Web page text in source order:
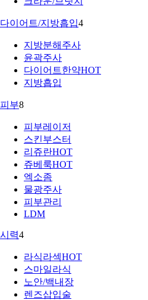
다이어트/지방흡입4
지방분해주사
윤곽주사
다이어트한약HOT
지방흡입
피부8
피부레이저
스킨부스터
리쥬란HOT
쥬베룩HOT
엑소좀
물광주사
피부관리
LDM
시력4
라식라섹HOT
스마일라식
노안/백내장
렌즈삽입술